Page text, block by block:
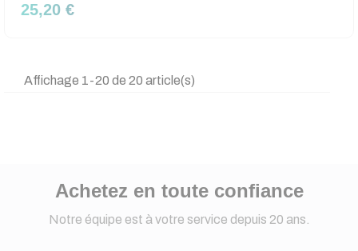
25,20 €
Affichage 1-20 de 20 article(s)
Achetez en toute confiance
Notre équipe est à votre service depuis 20 ans.